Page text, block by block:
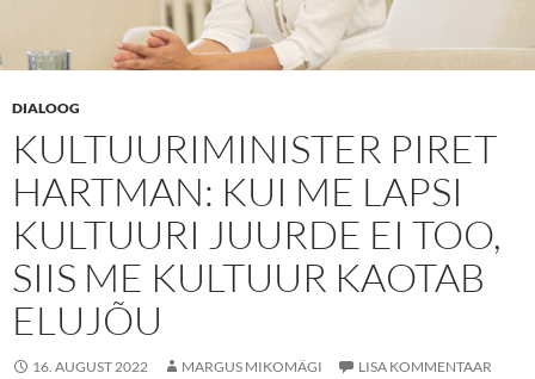
DIALOOG
KULTUURIMINISTER PIRET
HARTMAN: KUI ME LAPSI
KULTUURI JUURDE EI TOO,
SIIS ME KULTUUR KAOTAB
ELUJÕU
16. AUGUST 2022 MARGUS MIKOMÄGI LISA KOMMENTAAR